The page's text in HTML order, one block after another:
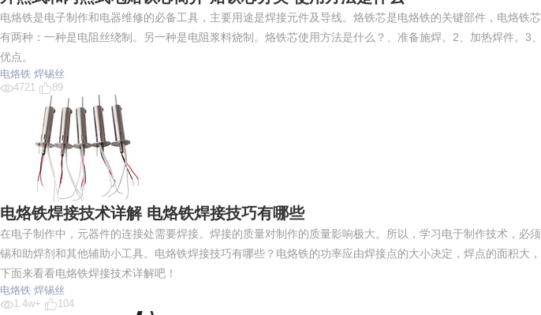
电烙铁是电子制作和电器维修的必备工具，主要用途是焊接元件及导线。烙铁芯是电烙铁的关键部件，电烙铁
有两种：一种是电阻丝绕制。另一种是电阻浆料烧制。烙铁芯使用方法是什么？、准备施焊。2、加热焊件。3
优点。
电烙铁 焊锡丝
4721
89
电烙铁焊接技术详解 电烙铁焊接技巧有哪些
在电子制作中，元器件的连接处需要焊接。焊接的质量对制作的质量影响极大。所以，学习电于制作技术，必
锡和助焊剂和其他辅助小工具。电烙铁焊接技巧有哪些？电烙铁的功率应由焊接点的大小决定，焊点的面积大
下面来看看电烙铁焊接技术详解吧！
电烙铁 焊锡丝
1.4w+
104